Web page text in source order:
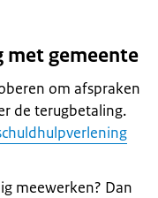
met gemeente
om afspraken
de terugbetaling.
meewerken? Dan